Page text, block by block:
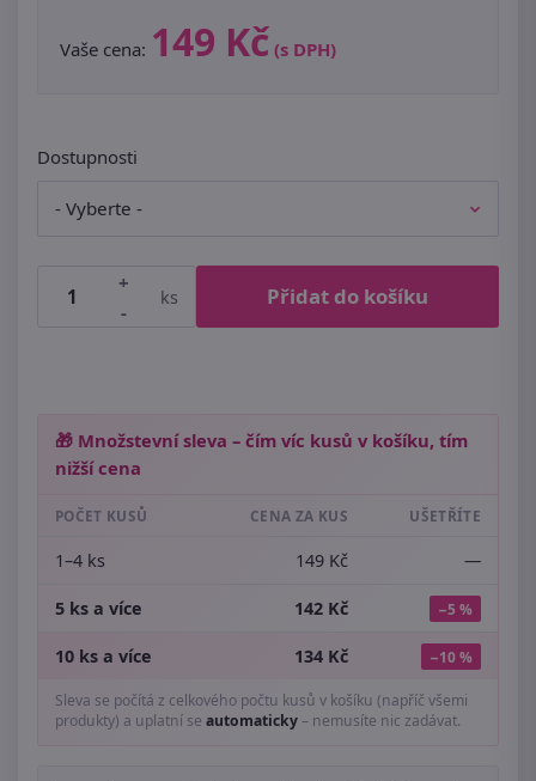
Vaše cena: 149 Kč (s DPH)
Dostupnosti
+
-
ks Přidat do košíku
🎁 Množstevní sleva – čím víc kusů v košíku, tím
nižší cena
POČET KUSŮ CENA ZA KUS UŠETŘÍTE
1–4 ks 149 Kč —
5 ks a více 142 Kč −5 %
10 ks a více 134 Kč −10 %
Sleva se počítá z celkového počtu kusů v košíku (napříč všemi
produkty) a uplatní se automaticky– nemusíte nic zadávat.